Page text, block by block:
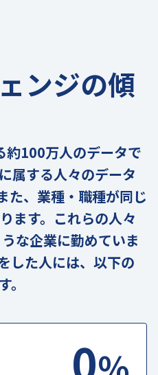
ンジの傾
100万人のデータで
属する人々のデータ
た、業種・職種が同じ
ます。これらの人々
な企業に勤めていま
した人には、以下の
0